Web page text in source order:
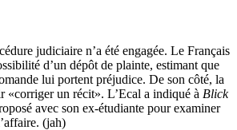
judiciaire n’a été engagée. Le Français
d’un dépôt de plainte, estimant que
lui portent préjudice. De son côté, la
«corriger un récit». L’Ecal a indiqué à Blick
avec son ex-étudiante pour examiner
(jah)